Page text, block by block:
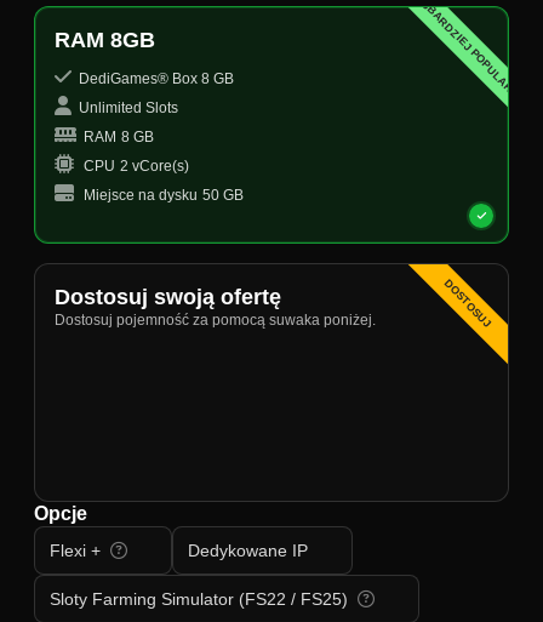
NAJBARDZIEJ POPULARNY
RAM 8GB
DediGames® Box 8 GB
Unlimited Slots
RAM 8 GB
CPU 2 vCore(s)
Miejsce na dysku 50 GB
DOSTOSUJ
Dostosuj swoją ofertę
Dostosuj pojemność za pomocą suwaka poniżej.
Opcje
Flexi + Dedykowane IP
Sloty Farming Simulator (FS22 / FS25)